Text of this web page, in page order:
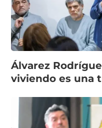
Álvarez
viviendo es una